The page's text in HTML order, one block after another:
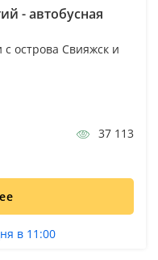
- автобусная
с острова Свияжск и
37 113
в 11:00